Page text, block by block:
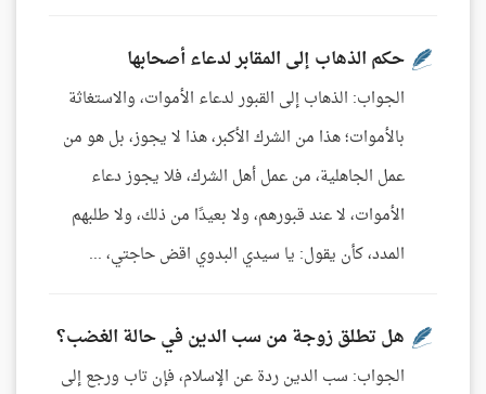
حكم الذهاب إلى المقابر لدعاء أصحابها
الجواب: الذهاب إلى القبور لدعاء الأموات، والاستغاثة
بالأموات؛ هذا من الشرك الأكبر، هذا لا يجوز، بل هو من
عمل الجاهلية، من عمل أهل الشرك، فلا يجوز دعاء
الأموات، لا عند قبورهم، ولا بعيدًا من ذلك، ولا طلبهم
المدد، كأن يقول: يا سيدي البدوي اقض حاجتي، ...
هل تطلق زوجة من سب الدين في حالة الغضب؟
الجواب: سب الدين ردة عن الإسلام، فإن تاب ورجع إلى